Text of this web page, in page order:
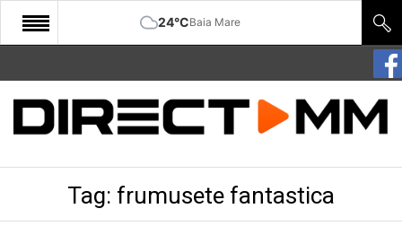
24°CBaia Mare
START
COMUNITATE
CULTURATag: frumusete fantastica